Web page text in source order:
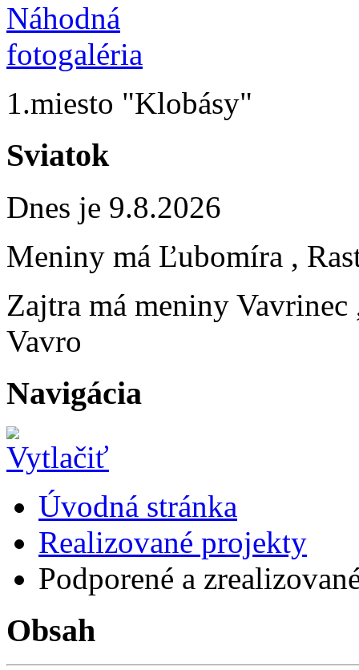
1.miesto "Klobásy"
Sviatok
Dnes je 9.8.2026
Meniny má Ľubomíra ,
Zajtra má meniny Vavrinec
Vavro
Navigácia
Úvodná stránka
Realizované projekty
Podporené a
Obsah